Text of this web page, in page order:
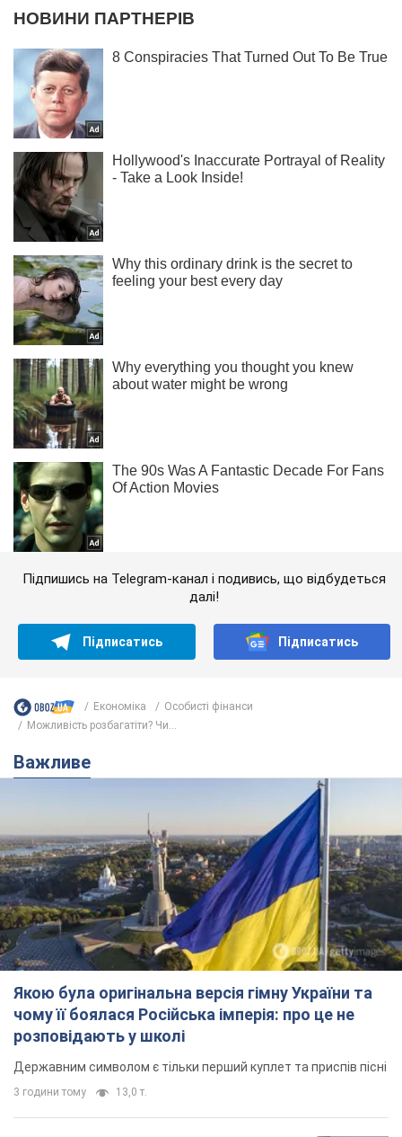
Підпишись на Telegram-канал і подивись, що відбудеться
далі!
Підписатись Підписатись
Економіка
Особисті фінанси
Можливість розбагатіти? Чи...
Важливе
Якою була оригінальна версія гімну України та
чому її боялася Російська імперія: про це не
розповідають у школі
Державним символом є тільки перший куплет та приспів пісні
3 години тому 13,0 т.